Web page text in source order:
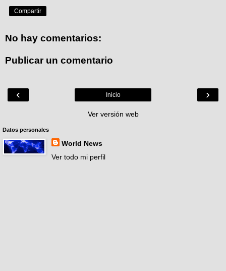
Compartir
No hay comentarios:
Publicar un comentario
‹ ›
Inicio
Ver versión web
Datos personales
World News
Ver todo mi perfil